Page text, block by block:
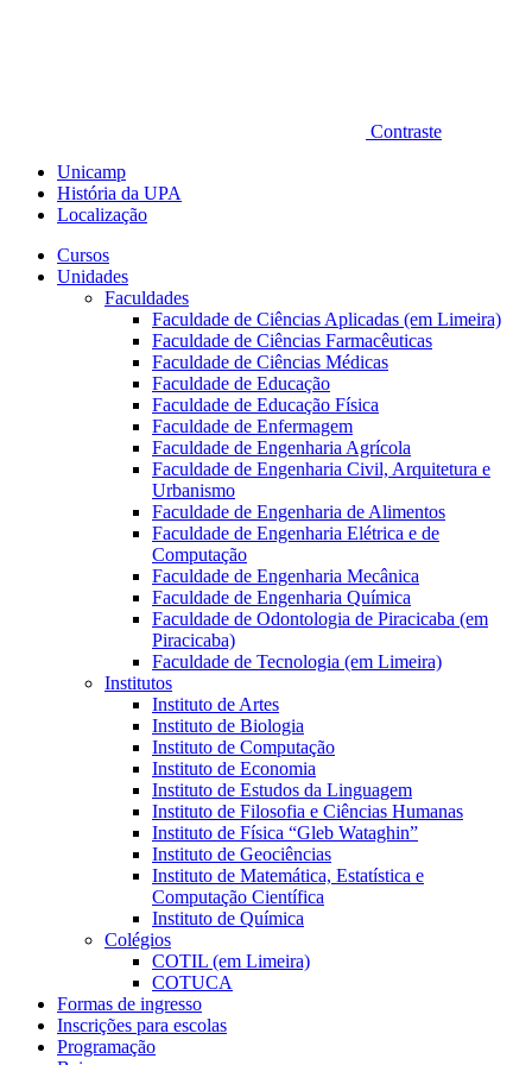
Contraste
Unicamp
História da UPA
Localização
Cursos
Unidades
Faculdades
Faculdade de Ciências Aplicadas (em Limeira)
Faculdade de Ciências Farmacêuticas
Faculdade de Ciências Médicas
Faculdade de Educação
Faculdade de Educação Física
Faculdade de Enfermagem
Faculdade de Engenharia Agrícola
Faculdade de Engenharia Civil, Arquitetura e
Urbanismo
Faculdade de Engenharia de Alimentos
Faculdade de Engenharia Elétrica e de
Computação
Faculdade de Engenharia Mecânica
Faculdade de Engenharia Química
Faculdade de Odontologia de Piracicaba (em
Piracicaba)
Faculdade de Tecnologia (em Limeira)
Institutos
Instituto de Artes
Instituto de Biologia
Instituto de Computação
Instituto de Economia
Instituto de Estudos da Linguagem
Instituto de Filosofia e Ciências Humanas
Instituto de Física “Gleb Wataghin”
Instituto de Geociências
Instituto de Matemática, Estatística e
Computação Científica
Instituto de Química
Colégios
COTIL (em Limeira)
COTUCA
Formas de ingresso
Inscrições para escolas
Programação